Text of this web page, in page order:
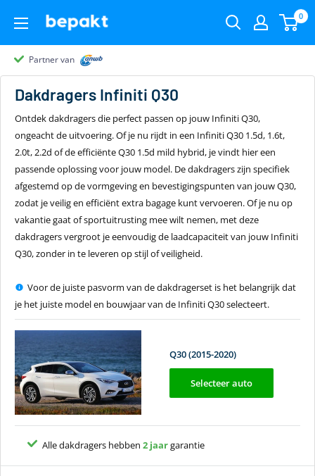
0
22.00uur
Partner van
Partner van
Klantenbeoordeling 9.4
Dakdragers Infiniti Q30
Ontdek dakdragers die perfect passen op jouw Infiniti Q30,
ongeacht de uitvoering. Of je nu rijdt in een Infiniti Q30 1.5d, 1.6t,
2.0t, 2.2d of de efficiënte Q30 1.5d mild hybrid, je vindt hier een
passende oplossing voor jouw model. De dakdragers zijn specifiek
afgestemd op de vormgeving en bevestigingspunten van jouw Q30,
zodat je veilig en efficiënt extra bagage kunt vervoeren. Of je nu op
vakantie gaat of sportuitrusting mee wilt nemen, met deze
dakdragers vergroot je eenvoudig de laadcapaciteit van jouw Infiniti
Q30, zonder in te leveren op stijl of veiligheid.
Voor de juiste pasvorm van de dakdragerset is het belangrijk dat
je het juiste model en bouwjaar van de Infiniti Q30 selecteert.
Q30 (2015-2020)
Selecteer auto
TÜV keurmerk
Alle dakdragers hebben 2 jaargarantie